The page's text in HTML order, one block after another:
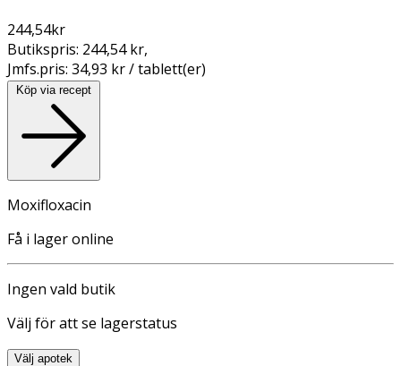
244,54kr
Butikspris: 244,54 kr,
Jmfs.pris: 34,93 kr / tablett(er)
Köp via recept
Moxifloxacin
Få i lager online
Ingen vald butik
Välj för att se lagerstatus
Välj apotek